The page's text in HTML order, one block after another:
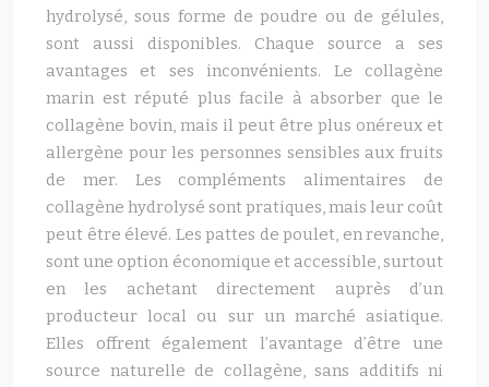
hydrolysé, sous forme de poudre ou de gélules,
sont aussi disponibles. Chaque source a ses
avantages et ses inconvénients. Le collagène
marin est réputé plus facile à absorber que le
collagène bovin, mais il peut être plus onéreux et
allergène pour les personnes sensibles aux fruits
de mer. Les compléments alimentaires de
collagène hydrolysé sont pratiques, mais leur coût
peut être élevé. Les pattes de poulet, en revanche,
sont une option économique et accessible, surtout
en les achetant directement auprès d’un
producteur local ou sur un marché asiatique.
Elles offrent également l’avantage d’être une
source naturelle de collagène, sans additifs ni